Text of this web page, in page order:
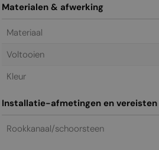
Materialen & afwerking
Materiaal
Voltooien
Kleur
Installatie-afmetingen en vereisten
Rookkanaal/schoorsteen